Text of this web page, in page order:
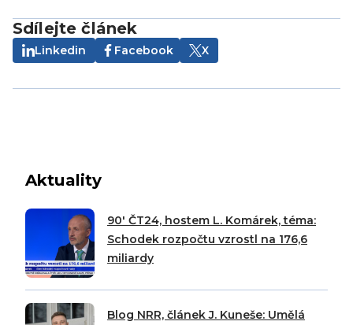
Sdílejte článek
Linkedin Facebook X
Aktuality
90′ ČT24, hostem L. Komárek, téma:
Schodek rozpočtu vzrostl na 176,6
miliardy
Blog NRR, článek J. Kuneše: Umělá